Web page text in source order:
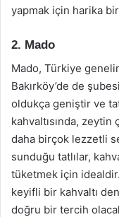
yapmak için harika
2. Mado
Mado, Türkiye
Bakırköy’de de
oldukça geniştir ve
kahvaltısında,
daha birçok lezzetli
sunduğu tatlılar,
tüketmek için
keyifli bir kahvaltı
doğru bir tercih